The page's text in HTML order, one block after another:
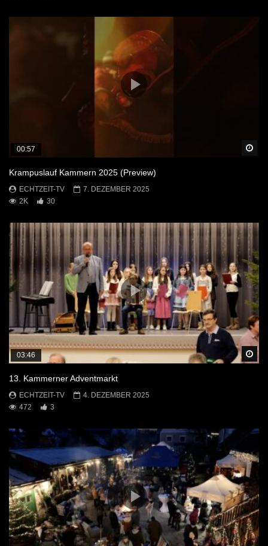
00:57
Krampuslauf Kammern 2025 (Preview)
ECHTZEIT-TV
7. DEZEMBER 2025
2K
30
03:46
13. Kammerner Adventmarkt
ECHTZEIT-TV
4. DEZEMBER 2025
472
3